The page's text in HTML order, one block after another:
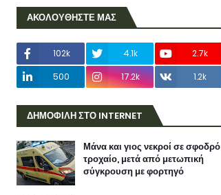
ΑΚΟΛΟΥΘΗΣΤΕ ΜΑΣ
102k 4.1k
2.7k
500
17.2k 1.2k
ΔΗΜΟΦΙΛΗ ΣΤΟ INTERNET
Μάνα και γιος νεκροί σε σφοδρό
τροχαίο, μετά από μετωπική
σύγκρουση με φορτηγό